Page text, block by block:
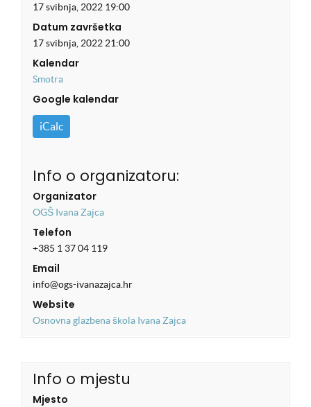
17 svibnja, 2022 19:00
Datum završetka
17 svibnja, 2022 21:00
Kalendar
Smotra
Google kalendar
iCalc
Info o organizatoru:
Organizator
OGŠ Ivana Zajca
Telefon
+385 1 37 04 119
Email
info@ogs-ivanazajca.hr
Website
Osnovna glazbena škola Ivana Zajca
Info o mjestu
Mjesto